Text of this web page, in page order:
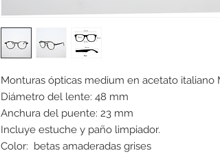
Monturas ópticas medium en acetato italiano
Diámetro del lente: 48 mm
Anchura del puente: 23 mm
Incluye estuche y paño limpiador.
Color: betas amaderadas grises